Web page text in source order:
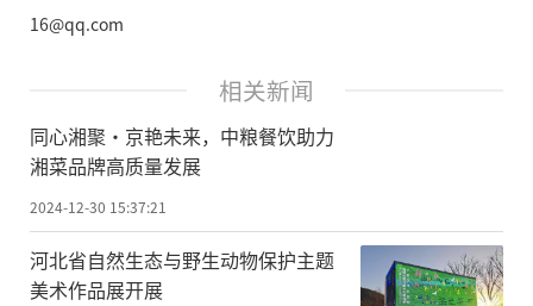
16@qq.com
相关新闻
同心湘聚•京艳未来，中粮餐饮助力
湘菜品牌高质量发展
2024-12-30 15:37:21
河北省自然生态与野生动物保护主题
美术作品展开展